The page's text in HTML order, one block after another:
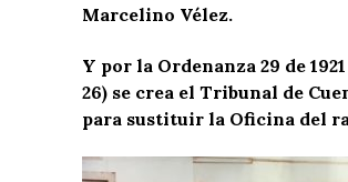
Marcelino Vélez.
Y por la Ordenanza 29 de
26) se crea el Tribunal de
para sustituir la Oficina del